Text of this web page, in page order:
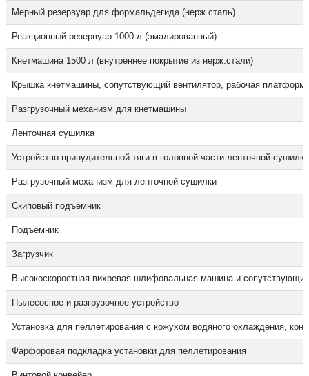
Мерный резервуар для формальдегида (нерж.сталь)
Реакционный резервуар 1000 л (эмалированный)
Кнетмашина 1500 л (внутреннее покрытие из нерж.стали)
Крышка кнетмашины, сопутствующий вентилятор, рабочая
Разгрузочный механизм для кнетмашины
Ленточная сушилка
Устройство принудительной тяги в головной части ленточной сушилки
Разгрузочный механизм для ленточной сушилки
Скиповый подъёмник
Подъёмник
Загрузчик
Высокоскоростная вихревая шлифовальная машина и
Пылесосное и разгрузочное устройство
Установка для пеллетирования с кожухом водяного охлаждения,
Фарфоровая подкладка установки для пеллетирования